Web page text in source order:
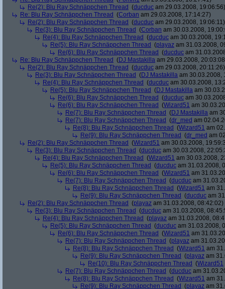
Re(2): Blu Ray Schnäppchen Thread (ducduc am 29.03.2008, 19:06:56)
Re: Blu Ray Schnäppchen Thread (Corban am 29.03.2008, 17:14:27)
Re(2): Blu Ray Schnäppchen Thread (ducduc am 29.03.2008, 19:06:11)
Re(3): Blu Ray Schnäppchen Thread (Corban am 30.03.2008,
Re(4): Blu Ray Schnäppchen Thread (ducduc am 30.03.2008,
Re(5): Blu Ray Schnäppchen Thread (playaz am 31.03.2008,
Re(6): Blu Ray Schnäppchen Thread (ducduc am
Re: Blu Ray Schnäppchen Thread (DJ Mastakilla am 29.03.2008,
Re(2): Blu Ray Schnäppchen Thread (ducduc am 29.03.2008, 20:11:26)
Re(3): Blu Ray Schnäppchen Thread (DJ Mastakilla am 30.03.2008,
Re(4): Blu Ray Schnäppchen Thread (ducduc am 30.03.2008,
Re(5): Blu Ray Schnäppchen Thread (DJ Mastakilla am
Re(6): Blu Ray Schnäppchen Thread (ducduc am
Re(6): Blu Ray Schnäppchen Thread (Wizard51 am
Re(7): Blu Ray Schnäppchen Thread (DJ Mastakilla am
Re(7): Blu Ray Schnäppchen Thread (dr_med am
Re(8): Blu Ray Schnäppchen Thread (Wizard51 am
Re(9): Blu Ray Schnäppchen Thread (dr_med am
Re(2): Blu Ray Schnäppchen Thread (Wizard51 am 30.03.2008,
Re(3): Blu Ray Schnäppchen Thread (ducduc am 30.03.2008,
Re(4): Blu Ray Schnäppchen Thread (Wizard51 am 30.03.2008,
Re(5): Blu Ray Schnäppchen Thread (ducduc am 31.03.2008,
Re(6): Blu Ray Schnäppchen Thread (Wizard51 am
Re(7): Blu Ray Schnäppchen Thread (ducduc am
Re(8): Blu Ray Schnäppchen Thread (Wizard51 am
Re(9): Blu Ray Schnäppchen Thread (ducduc am
Re(2): Blu Ray Schnäppchen Thread (playaz am 31.03.2008, 08:42:02)
Re(3): Blu Ray Schnäppchen Thread (ducduc am 31.03.2008,
Re(4): Blu Ray Schnäppchen Thread (playaz am 31.03.2008,
Re(5): Blu Ray Schnäppchen Thread (ducduc am 31.03.2008,
Re(6): Blu Ray Schnäppchen Thread (Wizard51 am
Re(7): Blu Ray Schnäppchen Thread (playaz am
Re(8): Blu Ray Schnäppchen Thread (Wizard51 am
Re(9): Blu Ray Schnäppchen Thread (playaz am
Re(10): Blu Ray Schnäppchen Thread (Wizard51
Re(7): Blu Ray Schnäppchen Thread (ducduc am
Re(8): Blu Ray Schnäppchen Thread (Wizard51 am
Re(9): Blu Ray Schnäppchen Thread (playaz am